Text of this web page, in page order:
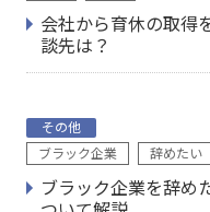
会社から育休の取得
談先は？
その他
ブラック企業
辞めたい
ブラック企業を辞め